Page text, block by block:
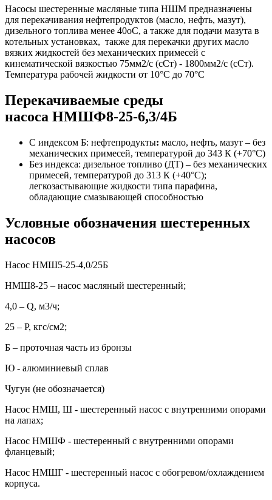
Насосы шестеренные масляные типа НШМ предназначены
для перекачивания нефтепродуктов (масло, нефть, мазут),
дизельного топлива менее 40oС, а также для подачи мазута в
котельных установках, также для перекачки других масло
вязких жидкостей без механических примесей с
кинематической вязкостью 75мм2/с (сСт) - 1800мм2/с (сСт).
Температура рабочей жидкости от 10°С до 70°С
Перекачиваемые среды
насоса НМШФ8-25-6,3/4Б
С индексом Б: нефтепродукты: масло, нефть, мазут – без
механических примесей, температурой до 343 К (+70°С)
Без индекса: дизельное топливо (ДТ) – без механических
примесей, температурой до 313 К (+40°С);
легкозастывающие жидкости типа парафина,
обладающие смазывающей способностью
Условные обозначения шестеренных
насосов
Насос НМШ5-25-4,0/25Б
НМШ8-25 – насос масляный шестеренный;
4,0 – Q, м3/ч;
25 – P, кгс/см2;
Б – проточная часть из бронзы
Ю - алюминиевый сплав
Чугун (не обозначается)
Насос НМШ, Ш - шестеренный насос с внутренними опорами
на лапах;
Насос НМШФ - шестеренный с внутренними опорами
фланцевый;
Насос НМШГ - шестеренный насос с обогревом/охлаждением
корпуса.